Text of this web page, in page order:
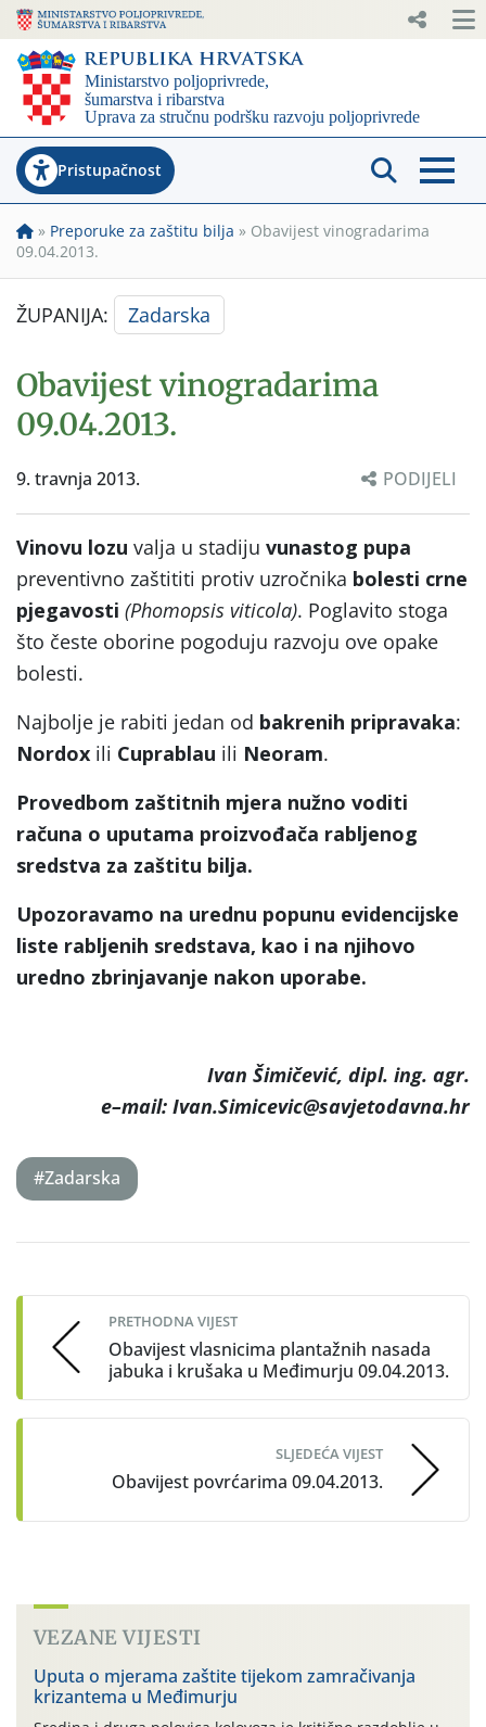
Pristupačnost
» Preporuke za zaštitu bilja » Obavijest vinogradarima
09.04.2013.
ŽUPANIJA: Zadarska
Obavijest vinogradarima
09.04.2013.
9. travnja 2013. PODIJELI
Vinovu lozu valja u stadiju vunastog pupa
preventivno zaštititi protiv uzročnika bolesti crne
pjegavosti (Phomopsis viticola). Poglavito stoga
što česte oborine pogoduju razvoju ove opake
bolesti.
Najbolje je rabiti jedan od bakrenih pripravaka:
Nordox ili Cuprablau ili Neoram.
Provedbom zaštitnih mjera nužno voditi
računa o uputama proizvođača rabljenog
sredstva za zaštitu bilja.
Upozoravamo na urednu popunu evidencijske
liste rabljenih sredstava, kao i na njihovo
uredno zbrinjavanje nakon uporabe.
Ivan Šimičević, dipl. ing. agr.
e–mail: Ivan.Simicevic@savjetodavna.hr
#Zadarska
navigation
PRETHODNA VIJEST
Obavijest vlasnicima plantažnih nasada
jabuka i krušaka u Međimurju 09.04.2013.
SLJEDEĆA VIJEST
Obavijest povrćarima 09.04.2013.
VEZANE VIJESTI
Uputa o mjerama zaštite tijekom zamračivanja
krizantema u Međimurju